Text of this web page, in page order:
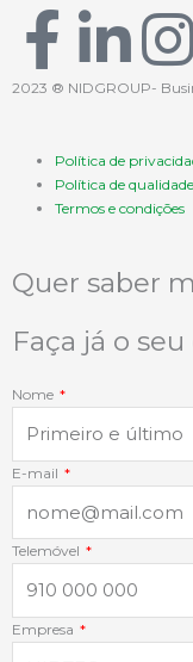
F
a
c
e
b
o
o
k
-
f
L
i
n
k
e
d
i
n
-
i
n
I
t
r
m
2023 ® NIDGROUP-
Política de
Política de qualidade
Termos e condições
Quer saber
Faça já o
Nome
E-mail
Telemóvel
Empresa